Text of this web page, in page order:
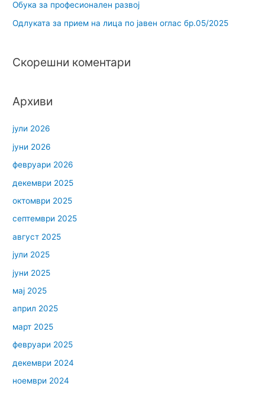
Обука за професионален развој
Одлуката за прием на лица по јавен оглас бр.05/2025
Скорешни коментари
Архиви
јули 2026
јуни 2026
февруари 2026
декември 2025
октомври 2025
септември 2025
август 2025
јули 2025
јуни 2025
мај 2025
април 2025
март 2025
февруари 2025
декември 2024
ноември 2024